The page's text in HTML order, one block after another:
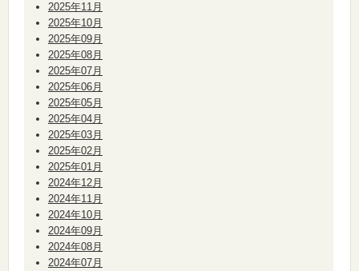
2025年11月
2025年10月
2025年09月
2025年08月
2025年07月
2025年06月
2025年05月
2025年04月
2025年03月
2025年02月
2025年01月
2024年12月
2024年11月
2024年10月
2024年09月
2024年08月
2024年07月